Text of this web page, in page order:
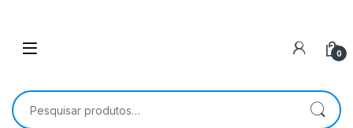
0
Pesquisar por: